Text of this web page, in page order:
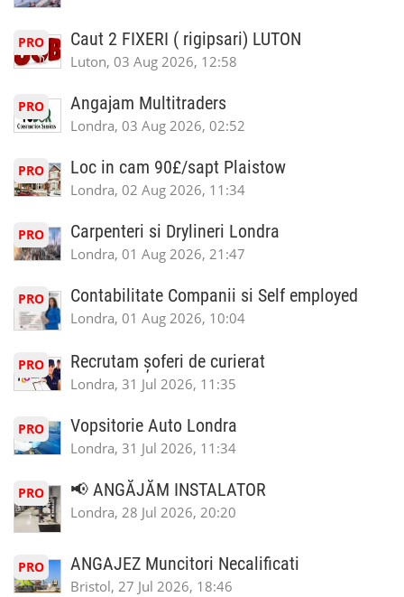
PRO Caut 2 FIXERI ( rigipsari) LUTON
Luton, 03 Aug 2026, 12:58
PRO Angajam Multitraders
Londra, 03 Aug 2026, 02:52
PRO Loc in cam 90£/sapt Plaistow
Londra, 02 Aug 2026, 11:34
PRO Carpenteri si Drylineri Londra
Londra, 01 Aug 2026, 21:47
PRO Contabilitate Companii si Self employed
Londra, 01 Aug 2026, 10:04
PRO Recrutam șoferi de curierat
Londra, 31 Jul 2026, 11:35
PRO Vopsitorie Auto Londra
Londra, 31 Jul 2026, 11:34
PRO 📢 ANGĂJĂM INSTALATOR
Londra, 28 Jul 2026, 20:20
PRO ANGAJEZ Muncitori Necalificati
Bristol, 27 Jul 2026, 18:46